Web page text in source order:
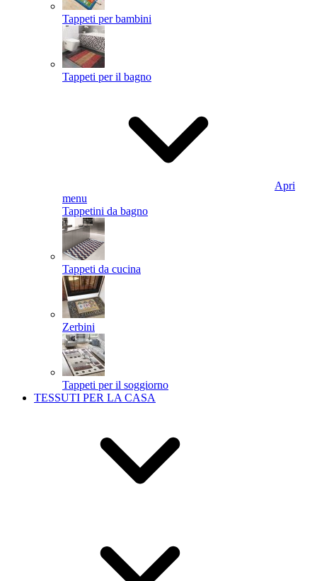
Tappeti per bambini
Tappeti per il bagno
Apri
menu
Tappetini da bagno
Tappeti da cucina
Zerbini
Tappeti per il soggiorno
TESSUTI PER LA CASA